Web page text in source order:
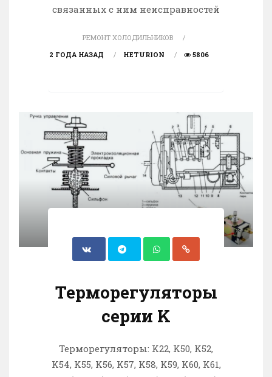
связанных с ним неисправностей
РЕМОНТ ХОЛОДИЛЬНИКОВ
2 ГОДА НАЗАД
HETURION 5806
Терморегуляторы
серии K
Терморегуляторы: K22, K50, K52,
K54, K55, K56, K57, K58, K59, K60, K61,